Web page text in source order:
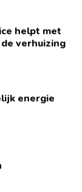
helpt met
verhuizing
energie